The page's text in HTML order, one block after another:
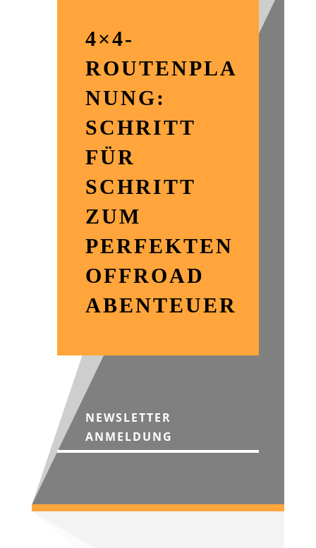
4×4-
ROUTENPLA
NUNG:
SCHRITT
FÜR
SCHRITT
ZUM
PERFEKTEN
OFFROAD
ABENTEUER
NEWSLETTER
ANMELDUNG